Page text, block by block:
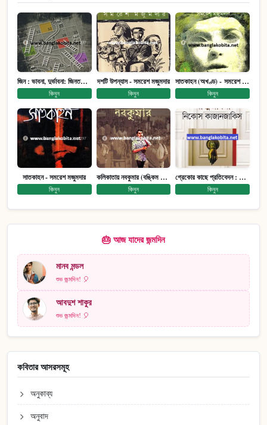
জিন : ভাবনা, দুর্ভাবনা: জিনতত্ত্ব সমাজ ইতিহাস (পেপারব্যাক)
কিনুন
দশটি উপন্যাস - সমরেশ মজুমদার
কিনুন
সাতকাহন (অখণ্ড) - সমরেশ মজুমদার
কিনুন
সাতকাহন - সমরেশ মজুমদার
কিনুন
কলিকাতায় নবকুমার (বঙ্কিম পুরষ্কারে সম্মানিত)(মানবিক মেগা উপন্যাস)
কিনুন
গ্রেকোর কাছে প্রতিবেদন : আত্মজীবনী
কিনুন
🎂 আজ যাদের জন্মদিন
মানব মন্ডল
শুভ জন্মদিন! 🎈
আবদুশ শাকুর
শুভ জন্মদিন! 🎈
কবিতার আসরসমূহ
অনুকাব্য
অনুবাদ